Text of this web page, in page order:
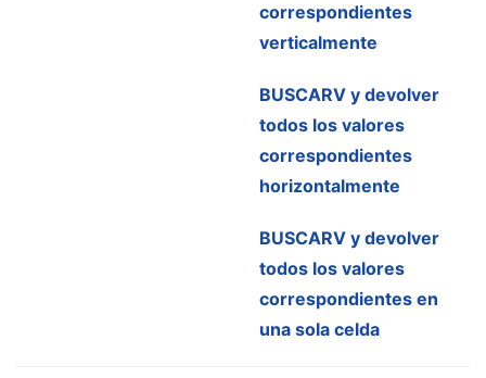
correspondientes
verticalmente
BUSCARV y devolver
todos los valores
correspondientes
horizontalmente
BUSCARV y devolver
todos los valores
correspondientes en
una sola celda